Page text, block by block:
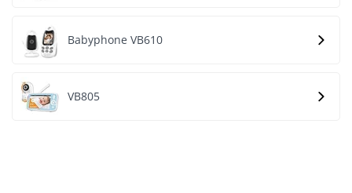
Babyphone VB610
VB805